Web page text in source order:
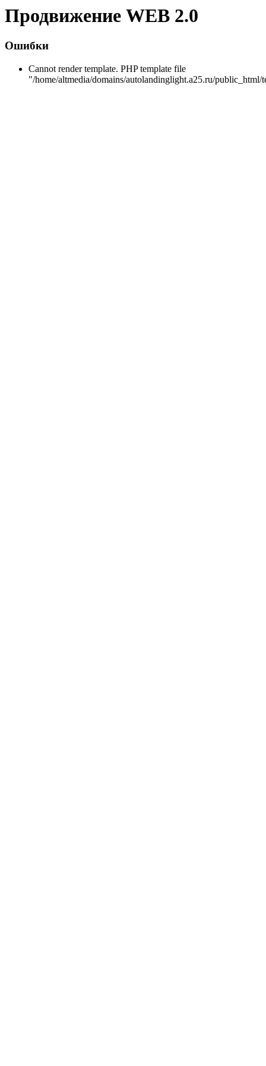
Продвижение WEB 2.0
Ошибки
Cannot render template. PHP template file
"/home/altmedia/domains/autolandinglight.a25.ru/